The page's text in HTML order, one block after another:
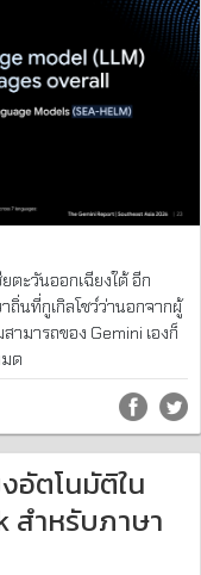
ยตะวันออกเฉียงใต้ อีก
ถิ่นที่กูเกิลโชว์ว่านอกจากผู้
ามารถของ Gemini เองก็
ด
อัตโนมัติใน
สำหรับภาษา